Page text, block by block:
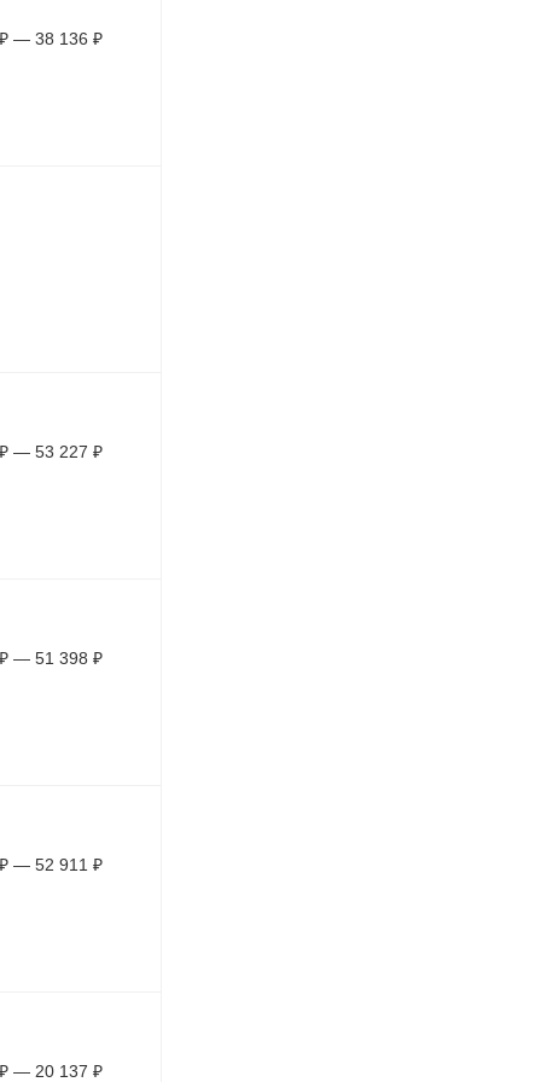
₽ — 38 136 ₽
₽ — 53 227 ₽
₽ — 51 398 ₽
₽ — 52 911 ₽
₽ — 20 137 ₽